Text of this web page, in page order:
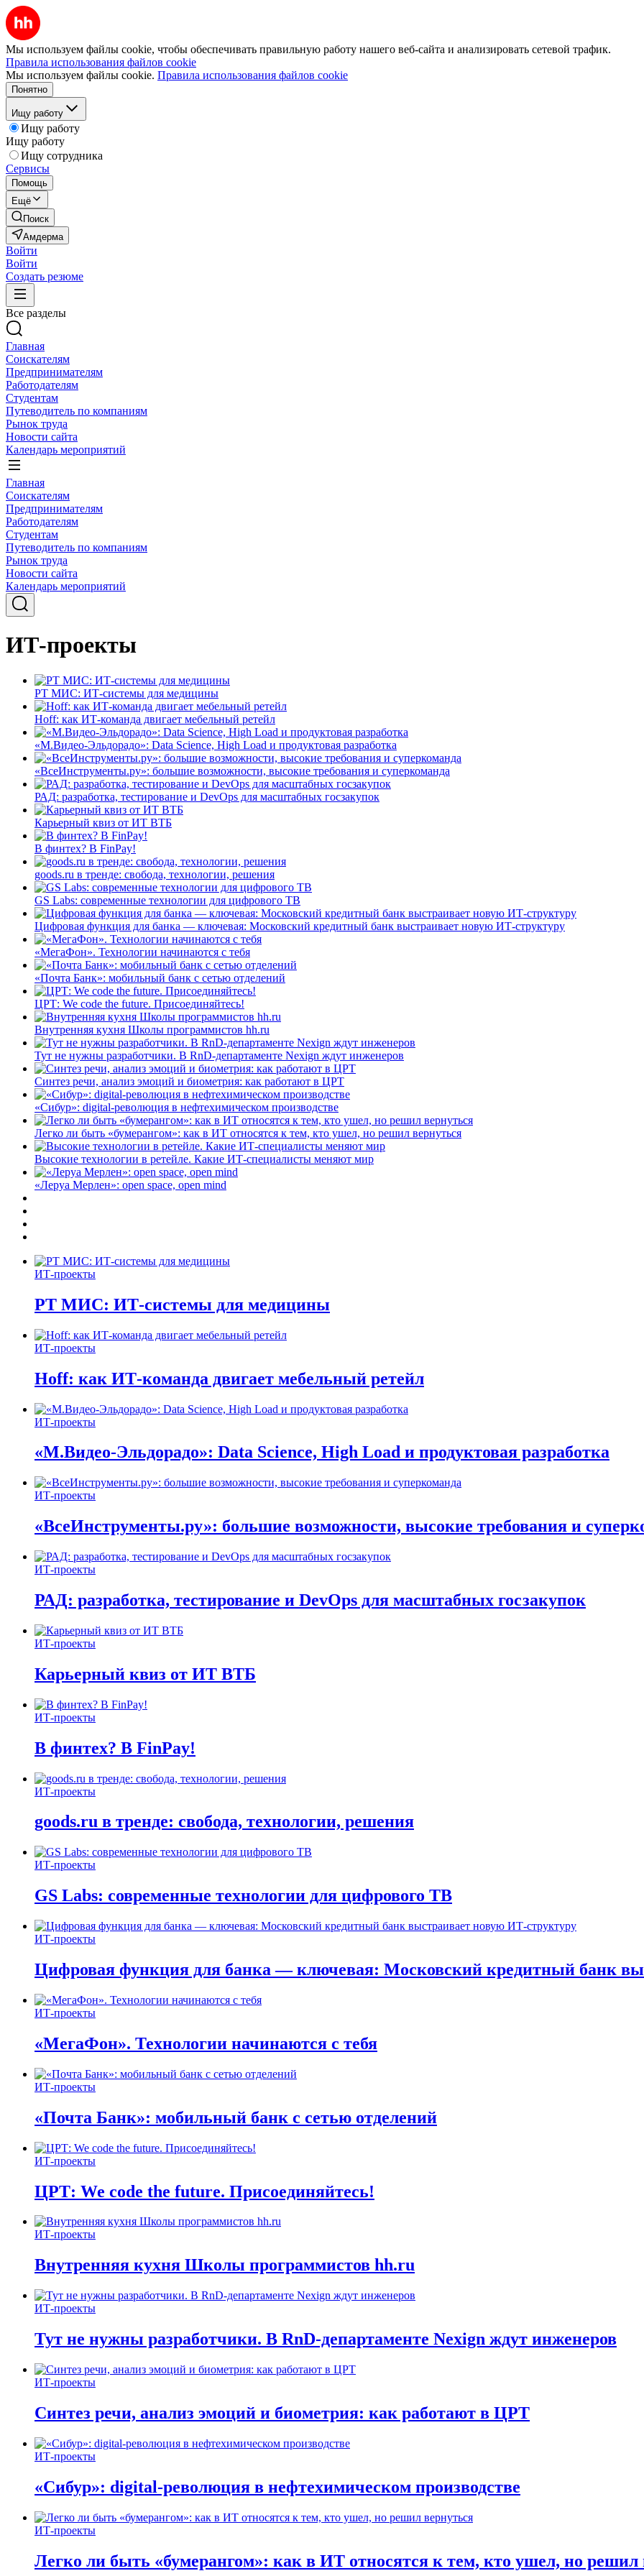
Мы используем файлы cookie, чтобы обеспечивать правильную работу нашего веб-сайта и анализировать сетевой трафик.
Правила использования файлов cookie
Мы используем файлы cookie. Правила использования файлов cookie
Понятно
Ищу работу
Ищу работу
Ищу работу
Ищу сотрудника
Сервисы
Помощь
Ещё
Поиск
Амдерма
Войти
Войти
Создать резюме
Все разделы
Главная
Соискателям
Предпринимателям
Работодателям
Студентам
Путеводитель по компаниям
Рынок труда
Новости сайта
Календарь мероприятий
Главная
Соискателям
Предпринимателям
Работодателям
Студентам
Путеводитель по компаниям
Рынок труда
Новости сайта
Календарь мероприятий
ИТ-проекты
РТ МИС: ИТ-системы для медицины
Hoff: как ИТ-команда двигает мебельный ретейл
«М.Видео-Эльдорадо»: Data Science, High Load и продуктовая разработка
«ВсеИнструменты.ру»: большие возможности, высокие требования и суперкоманда
РАД: разработка, тестирование и DevOps для масштабных госзакупок
Карьерный квиз от ИТ ВТБ
В финтех? В FinPay!
goods.ru в тренде: свобода, технологии, решения
GS Labs: современные технологии для цифрового ТВ
Цифровая функция для банка — ключевая: Московский кредитный банк выстраивает новую ИТ-структуру
«МегаФон». Технологии начинаются с тебя
«Почта Банк»: мобильный банк с сетью отделений
ЦРТ: We code the future. Присоединяйтесь!
Внутренняя кухня Школы программистов hh.ru
Тут не нужны разработчики. В RnD-департаменте Nexign ждут инженеров
Синтез речи, анализ эмоций и биометрия: как работают в ЦРТ
«Сибур»: digital-революция в нефтехимическом производстве
Легко ли быть «бумерангом»: как в ИТ относятся к тем, кто ушел, но решил вернуться
Высокие технологии в ретейле. Какие ИТ-специалисты меняют мир
«Леруа Мерлен»: open space, open mind
ИТ-проекты
РТ МИС: ИТ-системы для медицины
ИТ-проекты
Hoff: как ИТ-команда двигает мебельный ретейл
ИТ-проекты
«М.Видео-Эльдорадо»: Data Science, High Load и продуктовая разработка
ИТ-проекты
«ВсеИнструменты.ру»: большие возможности, высокие требования и
ИТ-проекты
РАД: разработка, тестирование и DevOps для масштабных госзакупок
ИТ-проекты
Карьерный квиз от ИТ ВТБ
ИТ-проекты
В финтех? В FinPay!
ИТ-проекты
goods.ru в тренде: свобода, технологии, решения
ИТ-проекты
GS Labs: современные технологии для цифрового ТВ
ИТ-проекты
Цифровая функция для банка — ключевая: Московский кредитный банк
ИТ-проекты
«МегаФон». Технологии начинаются с тебя
ИТ-проекты
«Почта Банк»: мобильный банк с сетью отделений
ИТ-проекты
ЦРТ: We code the future. Присоединяйтесь!
ИТ-проекты
Внутренняя кухня Школы программистов hh.ru
ИТ-проекты
Тут не нужны разработчики. В RnD-департаменте Nexign ждут инженеров
ИТ-проекты
Синтез речи, анализ эмоций и биометрия: как работают в ЦРТ
ИТ-проекты
«Сибур»: digital-революция в нефтехимическом производстве
ИТ-проекты
Легко ли быть «бумерангом»: как в ИТ относятся к тем, кто ушел, но решил